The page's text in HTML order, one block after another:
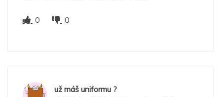
0 0
už máš uniformu ?